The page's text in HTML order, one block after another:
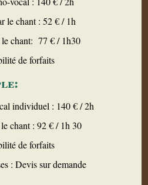
le chant : 52 € / 1h
le chant: 77 € / 1h30
de forfaits
individuel : 140 € / 2h
chant : 92 € / 1h 30
de forfaits
: Devis sur demande